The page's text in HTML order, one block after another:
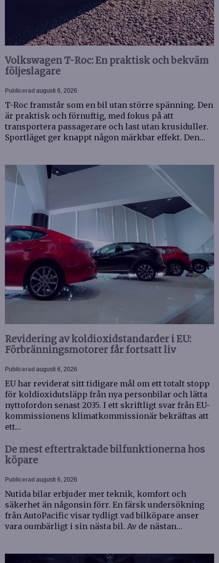
Volkswagen T-Roc: En praktisk och bekväm
följeslagare
Publicerad augusti 6, 2026
T-Roc framstår som en bil utan större spänning. Den
är praktisk och förnuftig, med fokus på att
transportera passagerare och last utan krusiduller.
Sportläget ger knappt någon märkbar effekt. Den…
Revidering av koldioxidstandarder i EU:
Förbränningsmotorer får fortsatt liv
Publicerad augusti 6, 2026
EU har reviderat sitt tidigare mål om ett totalt stopp
för koldioxidutsläpp från nya personbilar och lätta
nyttofordon senast 2035. I ett skriftligt svar från EU-
kommissionens klimatkommissionär bekräftas att
ett…
De mest eftertraktade bilfunktionerna hos
köpare
Publicerad augusti 6, 2026
Nutida bilar erbjuder mer teknik, komfort och
säkerhet än någonsin förr. En färsk undersökning
från AutoPacific visar tydligt vad bilköpare anser
vara oumbärligt i sin nästa bil. Av de nästan…